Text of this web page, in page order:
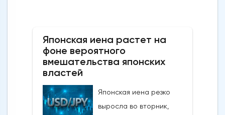
Японская иена растет на
фоне вероятного
вмешательства японских
властей
Японская иена резко
выросла во вторник,